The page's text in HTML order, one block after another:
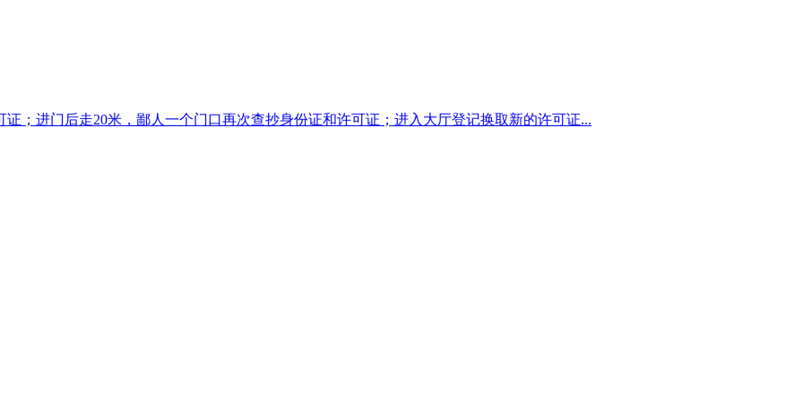
；进门后走20米，鄙人一个门口再次查抄身份证和许可证；进入大厅登记换取新的许可证...